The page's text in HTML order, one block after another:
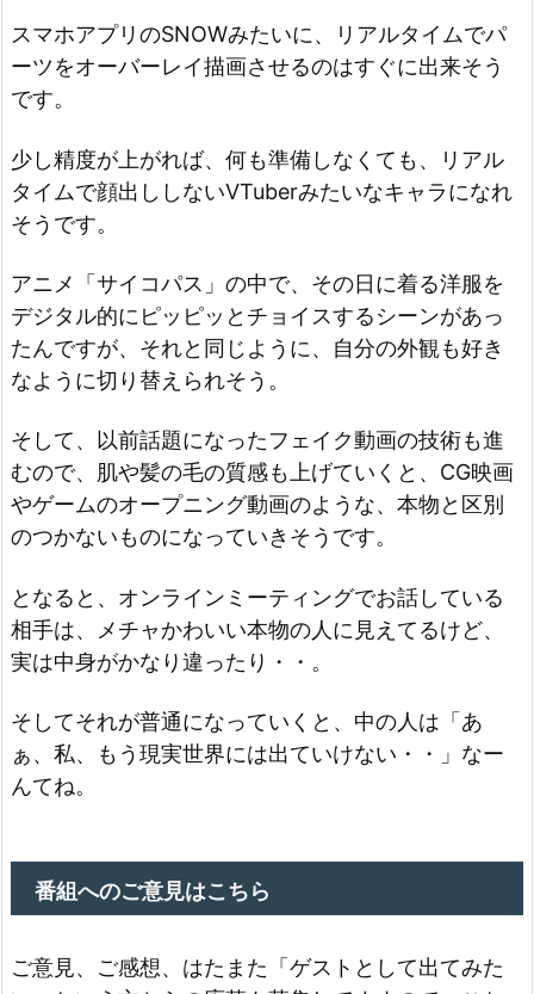
スマホアプリのSNOWみたいに、リアルタイムでパ
ーツをオーバーレイ描画させるのはすぐに出来そう
です。
少し精度が上がれば、何も準備しなくても、リアル
タイムで顔出ししないVTuberみたいなキャラになれ
そうです。
アニメ「サイコパス」の中で、その日に着る洋服を
デジタル的にピッピッとチョイスするシーンがあっ
たんですが、それと同じように、自分の外観も好き
なように切り替えられそう。
そして、以前話題になったフェイク動画の技術も進
むので、肌や髪の毛の質感も上げていくと、CG映画
やゲームのオープニング動画のような、本物と区別
のつかないものになっていきそうです。
となると、オンラインミーティングでお話している
相手は、メチャかわいい本物の人に見えてるけど、
実は中身がかなり違ったり・・。
そしてそれが普通になっていくと、中の人は「あ
ぁ、私、もう現実世界には出ていけない・・」なー
んてね。
番組へのご意見はこちら
ご意見、ご感想、はたまた「ゲストとして出てみた